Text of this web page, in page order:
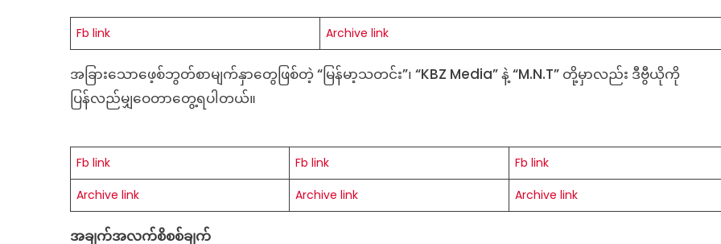
Fb link Archive link
အခြားသောဖေ့စ်ဘွတ်စာမျက်နှာတွေဖြစ်တဲ့ “မြန်မာ့သတင်း”၊ “KBZ Media” နဲ့ “M.N.T” တို့မှာလည်း ဒီဗွီယိုကို
ပြန်လည်မျှဝေတာတွေ့ရပါတယ်။
Fb link Fb link
Fb link
Archive link
Archive link Archive link
အချက်အလက်စိစစ်ချက်